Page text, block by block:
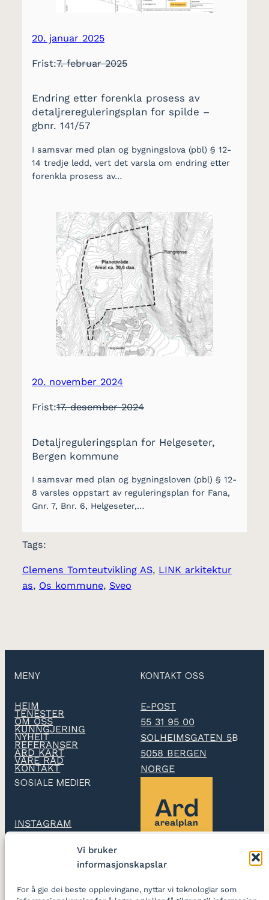
Vi bruker
informasjonskapslar
For å gje dei beste opplevingane, nyttar vi teknologiar som
20. januar 2025
Frist:7. februar 2025
Endring etter forenkla prosess av
detaljrereguleringsplan for spilde –
gbnr. 141/57
I samsvar med plan og bygningslova (pbl) § 12-
14 tredje ledd, vert det varsla om endring etter
forenkla prosess av…
20. november 2024
Frist:17. desember 2024
Detaljreguleringsplan for Helgeseter,
Bergen kommune
I samsvar med plan og bygningsloven (pbl) § 12-
8 varsles oppstart av reguleringsplan for Fana,
Gnr. 7, Bnr. 6, Helgeseter,…
Tags:
Clemens Tomteutvikling AS, LINK arkitektur
as, Os kommune, Sveo
MENY
HEIM
TENESTER
OM OSS
KUNNGJERING
NYHEIT
REFERANSER
ARD KART
VÅRE RÅD
KONTAKT
KONTAKT OSS
E-POST
55 31 95 00
SOLHEIMSGATEN 5B
5058 BERGEN
NORGE
SOSIALE MEDIER
INSTAGRAM
Ard arealplan
reguleringsplanar og